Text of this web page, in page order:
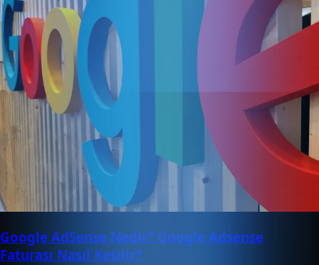
Google AdSense Nedir? Google Adsense
Faturası Nasıl Kesilir?